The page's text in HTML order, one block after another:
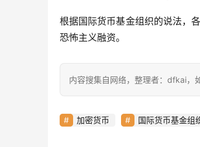
根据国际货币基金组织的说法，
恐怖主义融资。
内容搜集自网络，整理者：dfkai，
加密货币 国际货币基金组